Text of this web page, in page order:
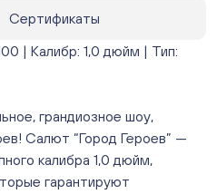
(ул. Труда,166/5)
Сертификаты
| Калибр: 1,0 дюйм | Тип:
грандиозное шоу,
Салют “Город Героев” —
калибра 1,0 дюйм,
гарантируют